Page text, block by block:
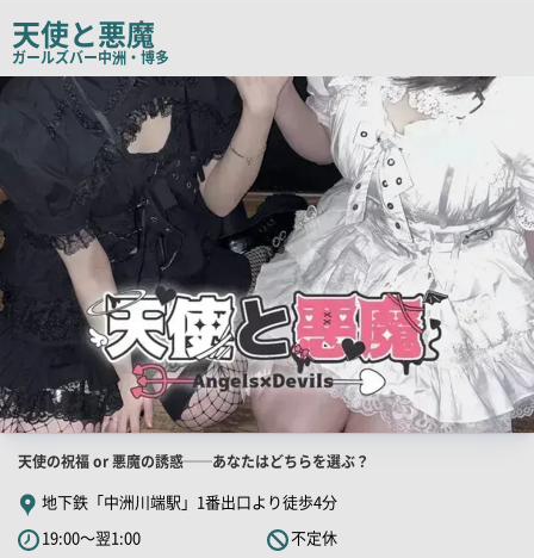
天使と悪魔
ガールズバー中洲・博多
店
舗
店
舗
PR
キ
天使の祝福 or 悪魔の誘惑──あなたはどちらを選ぶ？
地下鉄「中洲川端駅」1番出口より徒歩4分
19:00～翌1:00
不定休